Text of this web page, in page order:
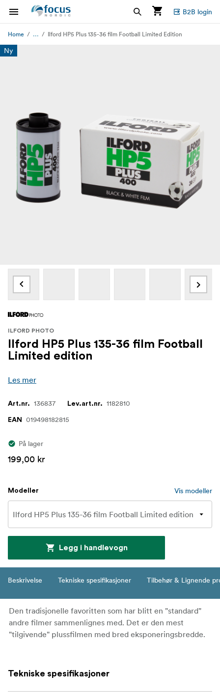
B2B login
Home ... Ilford HP5 Plus 135-36 film Football Limited Edition
Ny
ILFORD PHOTO
Ilford HP5 Plus 135-36 film Football
Limited edition
Les mer
Art.nr. 136837 Lev.art.nr. 1182810
EAN 019498182815
På lager
199,00 kr
Modeller Vis modeller
Legg i handlevogn
Beskrivelse Tekniske spesifikasjoner Tilbehør & Lignende
Den tradisjonelle favoritten som har blitt en "standard"
andre filmer sammenlignes med. Det er den mest
"tilgivende" plussfilmen med bred eksponeringsbredde.
Tekniske spesifikasjoner